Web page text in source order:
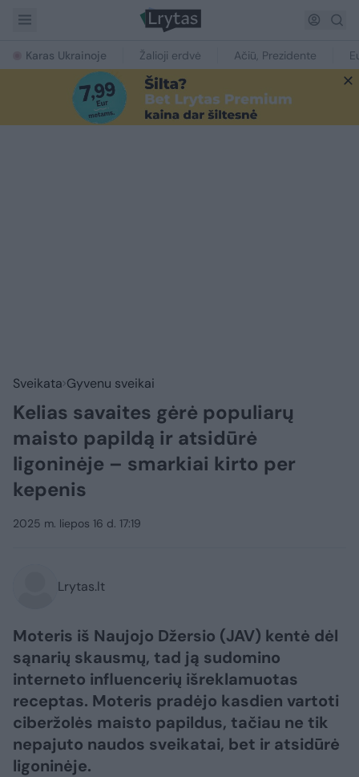
Karas Ukrainoje Žalioji erdvė Ačiū, Prezidente
Sveikata Gyvenu sveikai
Kelias savaites gėrė populiarų
maisto papildą ir atsidūrė
ligoninėje – smarkiai kirto per
kepenis
2025 m. liepos 16 d. 17:19
Lrytas.lt
Moteris iš Naujojo Džersio (JAV) kentė dėl
sąnarių skausmų, tad ją sudomino
interneto influencerių išreklamuotas
receptas. Moteris pradėjo kasdien vartoti
ciberžolės maisto papildus, tačiau ne tik
nepajuto naudos sveikatai, bet ir atsidūrė
ligoninėje.